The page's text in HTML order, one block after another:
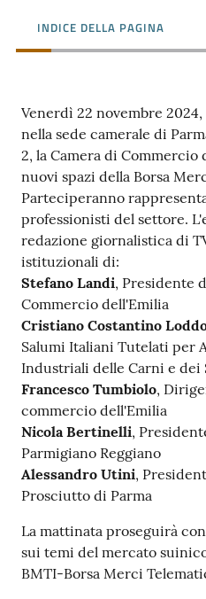
digitale
Prenotazioni
on line
Pagamenti
on line
Accedi
Registrati
Seguici
INDICE DELLA PAGINA
Venerdì 22 novembre
nella sede camerale di
2, la Camera di
nuovi spazi della Borsa
Parteciperanno
professionisti del settore.
redazione giornalistica di
istituzionali di:
Stefano Landi, Presidente
Commercio dell'Emilia
Cristiano Costantino
Salumi Italiani Tutelati per
Industriali delle Carni e dei
Francesco Tumbiolo,
commercio dell'Emilia
Nicola Bertinelli,
Parmigiano Reggiano
Alessandro Utini,
Prosciutto di Parma
La mattinata proseguirà
sui temi del mercato
BMTI-Borsa Merci